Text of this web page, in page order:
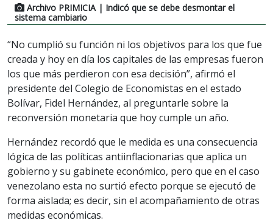
Archivo PRIMICIA| Indicó que se debe desmontar el
sistema cambiario
“No cumplió su función ni los objetivos para los que fue
creada y hoy en día los capitales de las empresas fueron
los que más perdieron con esa decisión”, afirmó el
presidente del Colegio de Economistas en el estado
Bolívar, Fidel Hernández, al preguntarle sobre la
reconversión monetaria que hoy cumple un año.
Hernández recordó que le medida es una consecuencia
lógica de las políticas antiinflacionarias que aplica un
gobierno y su gabinete económico, pero que en el caso
venezolano esta no surtió efecto porque se ejecutó de
forma aislada; es decir, sin el acompañamiento de otras
medidas económicas.